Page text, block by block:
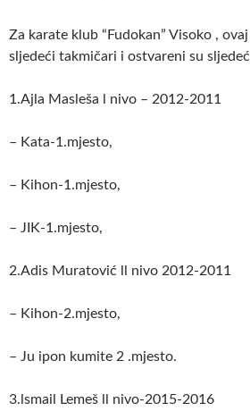
Za karate klub “Fudokan” Visoko ,
sljedeći takmičari i ostvareni su
1.Ajla Masleša l nivo – 2012-2011
– Kata-1.mjesto,
– Kihon-1.mjesto,
– JIK-1.mjesto,
2.Adis Muratović ll nivo 2012-2011
– Kihon-2.mjesto,
– Ju ipon kumite 2 .mjesto.
3.lsmail Lemeš ll nivo-2015-2016